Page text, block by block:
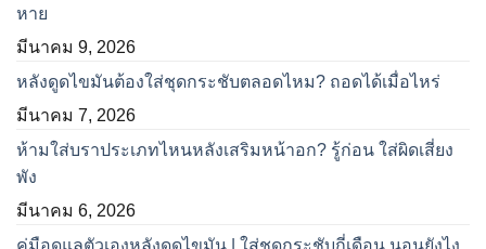
หาย
มีนาคม 9, 2026
หลังดูดไขมันต้องใส่ชุดกระชับตลอดไหม? ถอดได้เมื่อไหร่
มีนาคม 7, 2026
ห้ามใส่บราประเภทไหนหลังเสริมหน้าอก? รู้ก่อน ใส่ผิดเสี่ยง
พัง
มีนาคม 6, 2026
คู่มือดูแลตัวเองหลังดูดไขมัน | ใส่ชุดกระชับกี่เดือน นอนยังไง